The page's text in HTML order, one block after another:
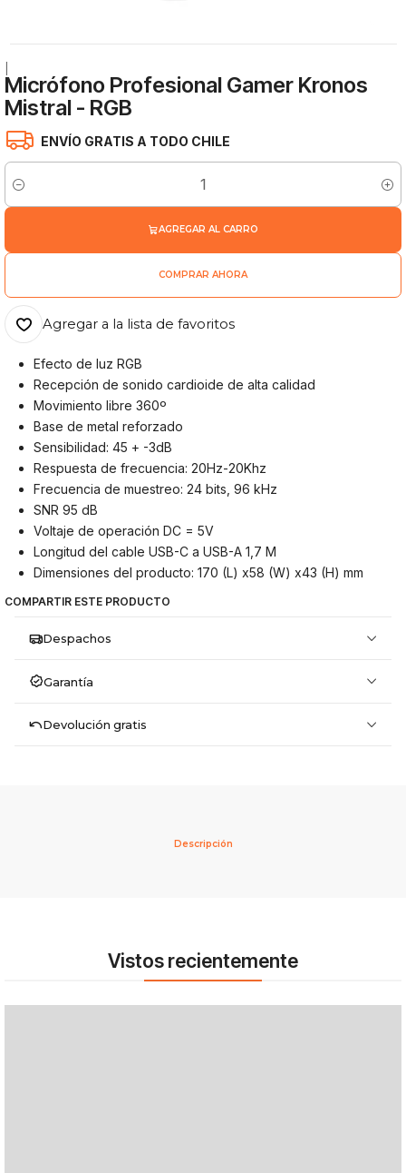
Micrófono Profesional Gamer Kronos
Mistral - RGB
ENVÍO GRATIS A TODO CHILE
Cantidad
AGREGAR AL CARRO
COMPRAR AHORA
Agregar a la lista de favoritos
Efecto de luz RGB
Recepción de sonido cardioide de alta calidad
Movimiento libre 360º
Base de metal reforzado
Sensibilidad: 45 + -3dB
Respuesta de frecuencia: 20Hz-20Khz
Frecuencia de muestreo: 24 bits, 96 kHz
SNR 95 dB
Voltaje de operación DC = 5V
Longitud del cable USB-C a USB-A 1,7 M
Dimensiones del producto: 170 (L) x58 (W) x43 (H) mm
COMPARTIR ESTE PRODUCTO
Despachos
Garantía
Devolución gratis
Descripción
Vistos recientemente